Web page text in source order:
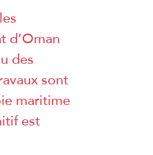
d’Oman
des
sont
maritime
est